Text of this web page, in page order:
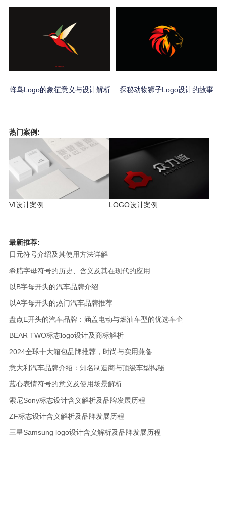
蜂鸟Logo的象征意义与设计解析 探秘动物狮子Logo设计的故事
热门案例:
VI设计案例 LOGO设计案例
最新推荐:
日元符号介绍及其使用方法详解
希腊字母符号的历史、含义及其在现代的应用
以B字母开头的汽车品牌介绍
以A字母开头的热门汽车品牌推荐
盘点E开头的汽车品牌：涵盖电动与燃油车型的优选车企
BEAR TWO标志logo设计及商标解析
2024全球十大箱包品牌推荐，时尚与实用兼备
意大利汽车品牌介绍：知名制造商与顶级车型揭秘
蓝心表情符号的意义及使用场景解析
索尼Sony标志设计含义解析及品牌发展历程
ZF标志设计含义解析及品牌发展历程
三星Samsung logo设计含义解析及品牌发展历程